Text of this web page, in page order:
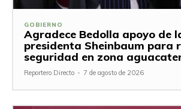
GOBIERNO
Agradece Bedolla apoyo de
presidenta Sheinbaum para
seguridad en zona
Reportero Directo - 7 de agosto de 2026